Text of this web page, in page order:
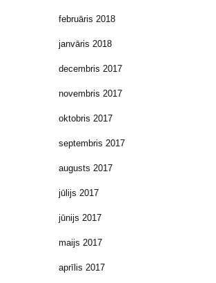
februāris 2018
janvāris 2018
decembris 2017
novembris 2017
oktobris 2017
septembris 2017
augusts 2017
jūlijs 2017
jūnijs 2017
maijs 2017
aprīlis 2017